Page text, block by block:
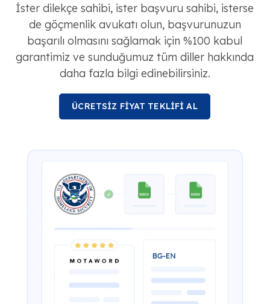
İster dilekçe sahibi, ister başvuru sahibi, isterse
de göçmenlik avukatı olun, başvurunuzun
başarılı olmasını sağlamak için %100 kabul
garantimiz ve sunduğumuz tüm diller hakkında
daha fazla bilgi edinebilirsiniz.
ÜCRETSİZ FİYAT TEKLİFİ AL